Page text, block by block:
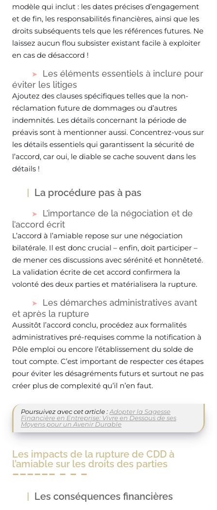
modèle qui inclut : les dates précises d’engagement
et de fin, les responsabilités financières, ainsi que les
droits subséquents tels que les références futures. Ne
laissez aucun flou subsister existant facile à exploiter
en cas de désaccord !
Les éléments essentiels à inclure pour
éviter les litiges
Ajoutez des clauses spécifiques telles que la non-
réclamation future de dommages ou d’autres
indemnités. Les détails concernant la période de
préavis sont à mentionner aussi. Concentrez-vous sur
les détails essentiels qui garantissent la sécurité de
l’accord, car oui, le diable se cache souvent dans les
détails !
La procédure pas à pas
L’importance de la négociation et de
l’accord écrit
L’accord à l’amiable repose sur une négociation
bilatérale. Il est donc crucial – enfin, doit participer –
de mener ces discussions avec sérénité et honnêteté.
La validation écrite de cet accord confirmera la
volonté des deux parties et matérialisera la rupture.
Les démarches administratives avant
et après la rupture
Aussitôt l’accord conclu, procédez aux formalités
administratives pré-requises comme la notification à
Pôle emploi ou encore l’établissement du solde de
tout compte. C’est important de respecter ces étapes
pour éviter les désagréments futurs et surtout ne pas
créer plus de complexité qu’il n’en faut.
Poursuivez avec cet article :Adopter la Sagesse
Financière en Entreprise: Vivre en Dessous de ses
Moyens pour un Avenir Durable
Les impacts de la rupture de CDD à
l’amiable sur les droits des parties
Les conséquences financières